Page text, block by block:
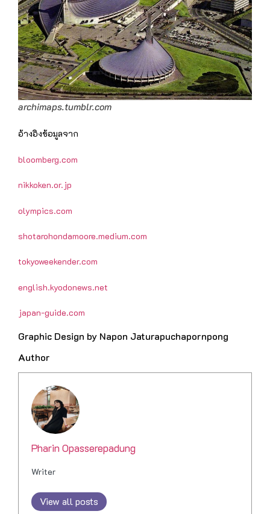
archimaps.tumblr.com
อ้างอิงข้อมูลจาก
bloomberg.com
nikkoken.or.jp
olympics.com
shotarohondamoore.medium.com
tokyoweekender.com
english.kyodonews.net
japan-guide.com
Graphic Design by Napon Jaturapuchapornpong
Author
Pharin Opasserepadung
Writer
View all posts